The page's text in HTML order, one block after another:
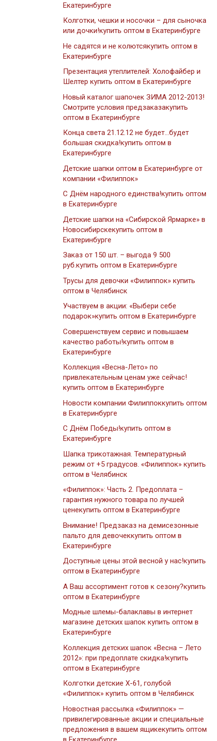
Екатеринбурге
Колготки, чешки и носочки – для сыночка
или дочки!купить оптом в Екатеринбурге
Не садятся и не колютсякупить оптом в
Екатеринбурге
Презентация утеплителей: Холофайбер и
Шелтер купить оптом в Екатеринбурге
Новый каталог шапочек ЗИМА 2012-2013!
Смотрите условия предзаказакупить
оптом в Екатеринбурге
Конца света 21.12.12 не будет…будет
большая скидка!купить оптом в
Екатеринбурге
Детские шапки оптом в Екатеринбурге от
компании «Филиппок»
С Днём народного единства!купить оптом
в Екатеринбурге
Детские шапки на «Сибирской Ярмарке» в
Новосибирскекупить оптом в
Екатеринбурге
Заказ от 150 шт. – выгода 9 500
руб.купить оптом в Екатеринбурге
Трусы для девочки «Филиппок» купить
оптом в Челябинск
Участвуем в акции: «Выбери себе
подарок»купить оптом в Екатеринбурге
Совершенствуем сервис и повышаем
качество работы!купить оптом в
Екатеринбурге
Коллекция «Весна-Лето» по
привлекательным ценам уже сейчас!
купить оптом в Екатеринбурге
Новости компании Филиппоккупить оптом
в Екатеринбурге
С Днём Победы!купить оптом в
Екатеринбурге
Шапка трикотажная. Температурный
режим от +5 градусов. «Филиппок» купить
оптом в Челябинск
«Филиппок»: Часть 2. Предоплата –
гарантия нужного товара по лучшей
ценекупить оптом в Екатеринбурге
Внимание! Предзаказ на демисезонные
пальто для девочеккупить оптом в
Екатеринбурге
Доступные цены этой весной у нас!купить
оптом в Екатеринбурге
А Ваш ассортимент готов к сезону?купить
оптом в Екатеринбурге
Модные шлемы-балаклавы в интернет
магазине детских шапок купить оптом в
Екатеринбурге
Коллекция детских шапок «Весна – Лето
2012»: при предоплате скидка!купить
оптом в Екатеринбурге
Колготки детские Х-61, голубой
«Филиппок» купить оптом в Челябинск
Новостная рассылка «Филиппок» —
привилегированные акции и специальные
предложения в вашем ящикекупить оптом